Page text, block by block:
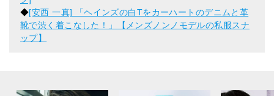
◆[安西 一真] 「ヘインズの白Tをカーハートのデニムと革
靴で渋く着こなした！」【メンズノンノモデルの私服スナ
ップ】